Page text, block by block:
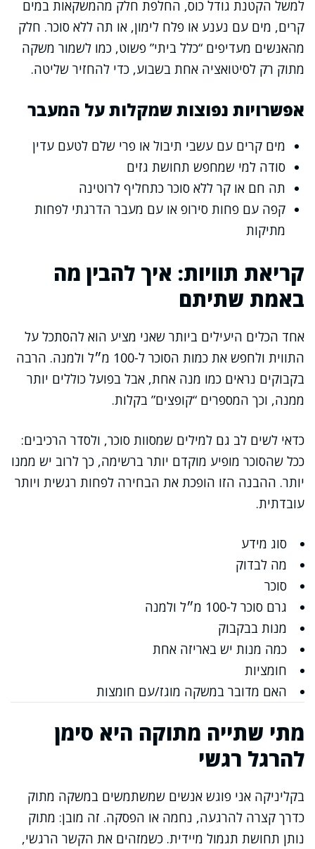
למשל הקטנת גודל כוס, החלפת חלק מהמשקאות במים
קרים, מים עם נענע או פלח לימון, או תה ללא סוכר. חלק
מהאנשים מעדיפים “כלל ביתי” פשוט, כמו לשמור משקה
מתוק רק לסיטואציה אחת בשבוע, כדי להחזיר שליטה.
אפשרויות נפוצות שמקלות על המעבר
מים קרים עם עשבי תיבול או פרי שלם לטעם עדין
סודה למי שמחפש תחושת גזים
תה חם או קר ללא סוכר כתחליף לרוטינה
קפה עם פחות סירופ או עם מעבר הדרגתי לפחות
מתיקות
קריאת תוויות: איך להבין מה
באמת שתיתם
אחד הכלים היעילים ביותר שאני מציע הוא להסתכל על
התווית ולחפש את כמות הסוכר ל-100 מ״ל ולמנה. הרבה
בקבוקים נראים כמו מנה אחת, אבל בפועל כוללים יותר
ממנה, וכך המספרים “קופצים” בקלות.
כדאי לשים לב גם למילים שמסוות סוכר, ולסדר הרכיבים:
ככל שהסוכר מופיע מוקדם יותר ברשימה, כך לרוב יש ממנו
יותר. ההבנה הזו הופכת את הבחירה לפחות רגשית ויותר
עובדתית.
סוג מידע
מה לבדוק
סוכר
גרם סוכר ל-100 מ״ל ולמנה
מנות בבקבוק
כמה מנות יש באריזה אחת
חומציות
האם מדובר במשקה מוגז/עם חומצות
מתי שתייה מתוקה היא סימן
להרגל רגשי
בקליניקה אני פוגש אנשים שמשתמשים במשקה מתוק
כדרך קצרה להרגעה, נחמה או הפסקה. זה מובן: מתוק
נותן תחושת תגמול מיידית. כשמזהים את הקשר הרגשי,